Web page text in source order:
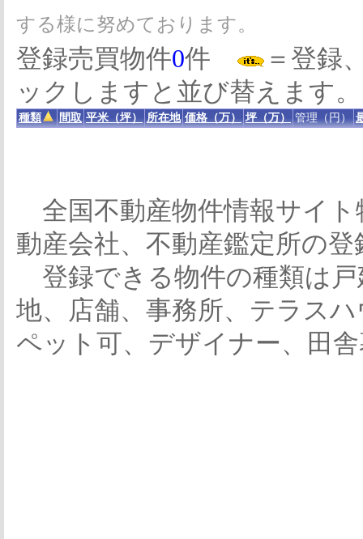
する様に努めております。
登録売買物件0件
＝登録
ックしますと並び替えます。
種類 間取 平米（坪） 所在地 価格（万） 坪（万） 管理（円）
全国不動産物件情報サイト
動産会社、不動産鑑定所の
登録できる物件の種類は
地、店舗、事務所、テラス
ペット可、デザイナー、田